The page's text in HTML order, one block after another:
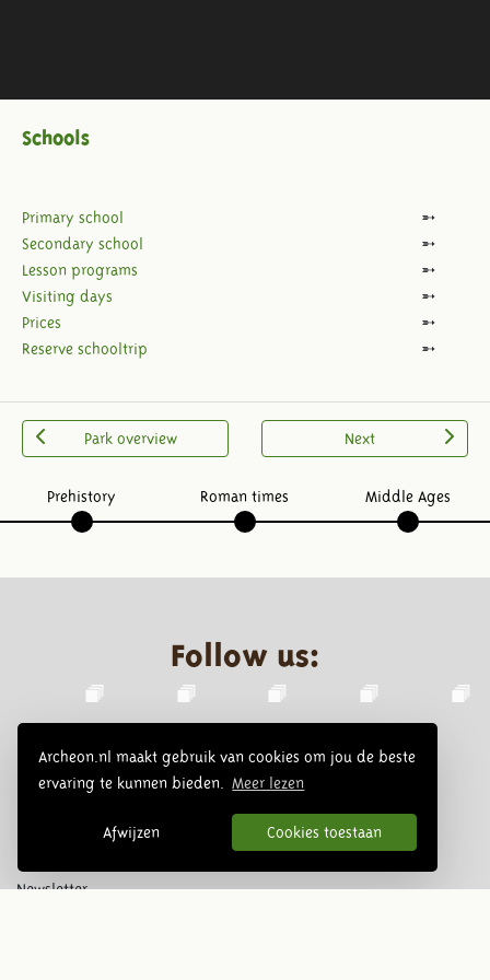
Archeon.nl maakt gebruik van cookies om jou de beste
ervaring te kunnen bieden.
Meer lezen
Afwijzen Cookies toestaan
Schools
Primary school
Secondary school
Lesson programs
Visiting days
Prices
Reserve schooltrip
Park overview Next
Prehistory Roman times Middle Ages
Follow us:
Newsletter